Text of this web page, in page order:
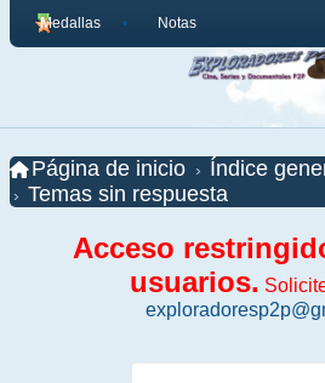
Medallas Notas
Página de inicio Índice
Temas sin respuesta
Acceso
usuarios.